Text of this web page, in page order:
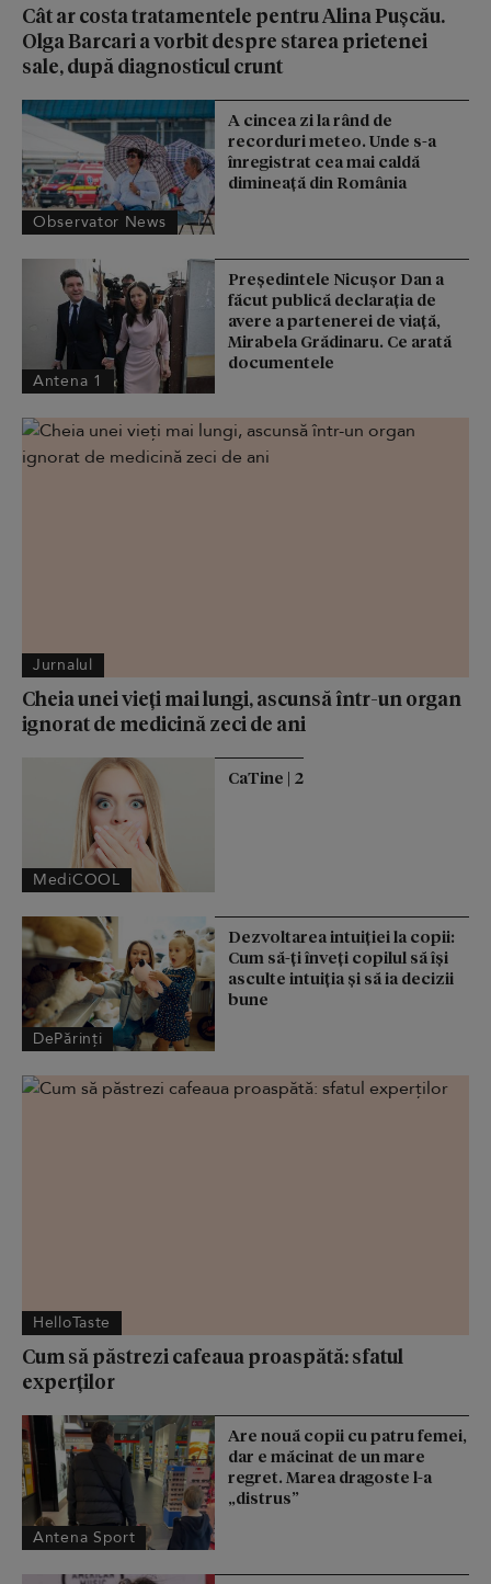
Cât ar costa tratamentele pentru Alina Pușcău.
Olga Barcari a vorbit despre starea prietenei
sale, după diagnosticul crunt
Observator News
A cincea zi la rând de
recorduri meteo. Unde s-a
înregistrat cea mai caldă
dimineață din România
Antena 1
Președintele Nicușor Dan a
făcut publică declarația de
avere a partenerei de viață,
Mirabela Grădinaru. Ce arată
documentele
Jurnalul
Cheia unei vieți mai lungi, ascunsă într-un organ
ignorat de medicină zeci de ani
MediCOOL
CaTine | 2
DePărinți
Dezvoltarea intuiției la copii:
Cum să-ți înveți copilul să își
asculte intuiția și să ia decizii
bune
HelloTaste
Cum să păstrezi cafeaua proaspătă: sfatul
experților
Antena Sport
Are nouă copii cu patru femei,
dar e măcinat de un mare
regret. Marea dragoste l-a
„distrus”